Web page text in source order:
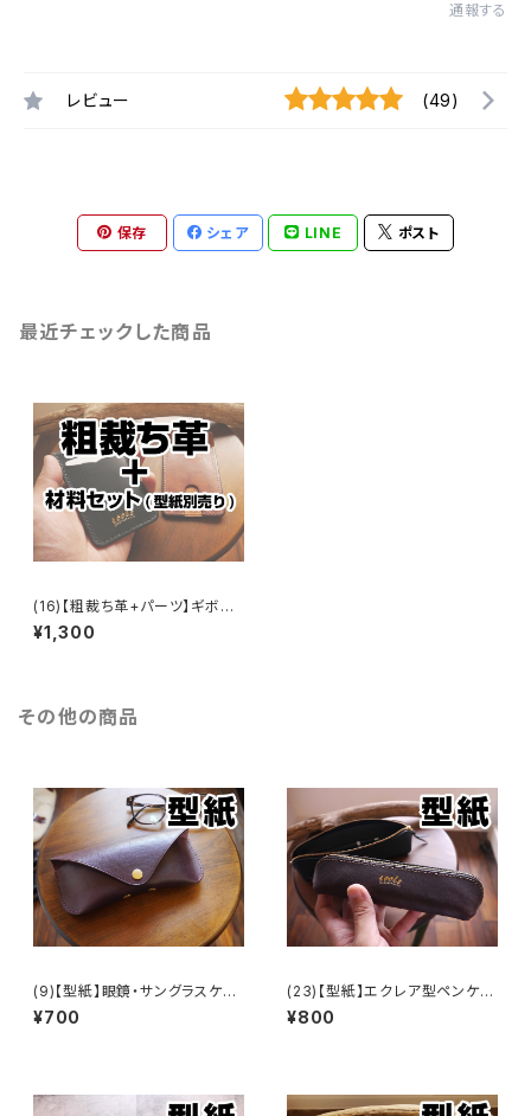
通報する
レビュー (49)
保存 シェア LINE ポスト
最近チェックした商品
(16)【粗裁ち革+パーツ】ギボシ
留めポケット付き両面パスケー
ス
¥1,300
その他の商品
(9)【型紙】眼鏡・サングラスケー
ス
¥700
(23)【型紙】エクレア型ペンケー
ス
¥800